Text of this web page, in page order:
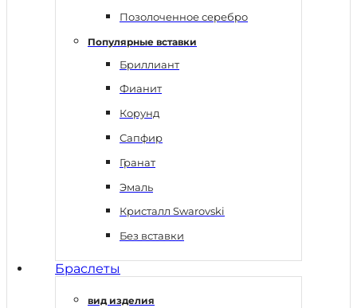
Позолоченное серебро
Популярные вставки
Бриллиант
Фианит
Корунд
Сапфир
Гранат
Эмаль
Кристалл Swarovski
Без вставки
Браслеты
вид изделия